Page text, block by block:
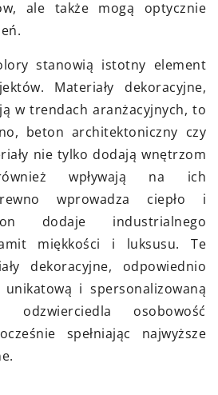
ale także mogą optycznie
stanowią istotny element
Materiały dekoracyjne,
w trendach aranżacyjnych, to
beton architektoniczny czy
nie tylko dodają wnętrzom
wpływają na ich
wprowadza ciepło i
dodaje industrialnego
miękkości i luksusu. Te
dekoracyjne, odpowiednio
i spersonalizowaną
odzwierciedla osobowość
spełniając najwyższe